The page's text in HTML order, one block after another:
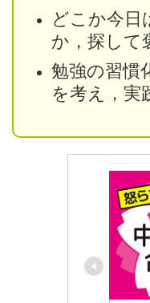
どこか今日
か，探して
勉強の習慣
を考え，実